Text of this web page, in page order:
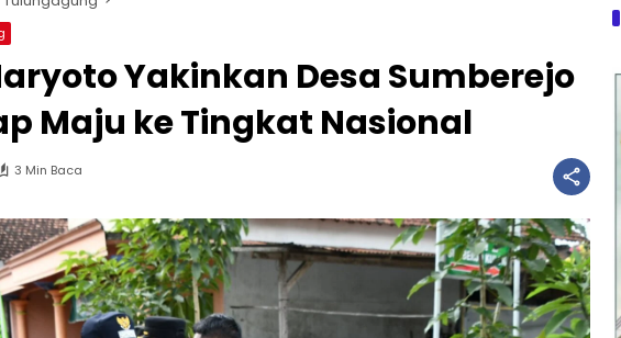
Yakinkan Desa Sumberejo
Maju ke Tingkat Nasional
3 Min Baca